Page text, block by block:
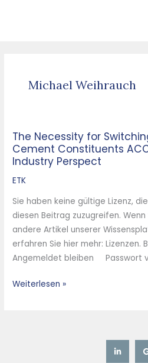
Michael Weihrauch
The Necessity for
Cement Constituents
Industry Perspect
ETK
Sie haben keine gültige Lizenz,
diesen Beitrag zuzugreifen.
andere Artikel unserer
erfahren Sie hier mehr: Lizenzen.
Angemeldet bleiben Passwort
The
Necessity
for
Switching
Anthropogenic
Cement
Constituents
ACCs:
Examples
from
Weiterlesen »